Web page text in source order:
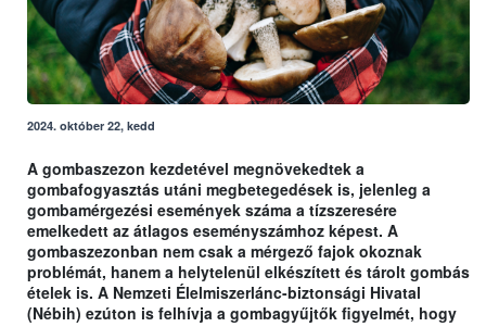
2024. október 22, kedd
A gombaszezon kezdetével megnövekedtek a
gombafogyasztás utáni megbetegedések is, jelenleg a
gombamérgezési események száma a tízszeresére
emelkedett az átlagos eseményszámhoz képest. A
gombaszezonban nem csak a mérgező fajok okoznak
problémát, hanem a helytelenül elkészített és tárolt gombás
ételek is. A Nemzeti Élelmiszerlánc-biztonsági Hivatal
(Nébih) ezúton is felhívja a gombagyűjtők figyelmét, hogy